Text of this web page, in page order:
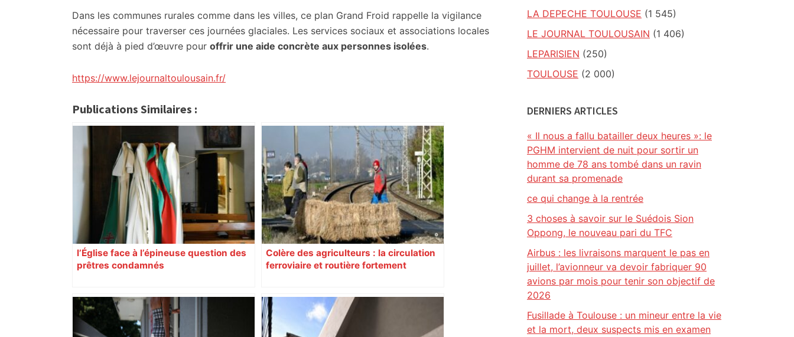
Dans les communes rurales comme dans les villes, ce plan Grand Froid rappelle la vigilance
nécessaire pour traverser ces journées glaciales. Les services sociaux et associations locales
sont déjà à pied d’œuvre pour offrir une aide concrète aux personnes isolées.
https://www.lejournaltoulousain.fr/
Publications Similaires :
l’Église face à l’épineuse question des
prêtres condamnés
Colère des agriculteurs : la circulation
ferroviaire et routière fortement
LA DEPECHE TOULOUSE (1 545)
LE JOURNAL TOULOUSAIN (1 406)
LEPARISIEN (250)
TOULOUSE (2 000)
DERNIERS ARTICLES
« Il nous a fallu batailler deux heures »: le
PGHM intervient de nuit pour sortir un
homme de 78 ans tombé dans un ravin
durant sa promenade
ce qui change à la rentrée
3 choses à savoir sur le Suédois Sion
Oppong, le nouveau pari du TFC
Airbus : les livraisons marquent le pas en
juillet, l’avionneur va devoir fabriquer 90
avions par mois pour tenir son objectif de
2026
Fusillade à Toulouse : un mineur entre la vie
et la mort, deux suspects mis en examen